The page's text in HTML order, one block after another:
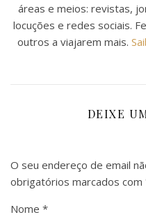
áreas e meios: revistas,
locuções e redes sociais.
outros a viajarem mais.
DEIXE
O seu endereço de email
obrigatórios marcados com
Nome *